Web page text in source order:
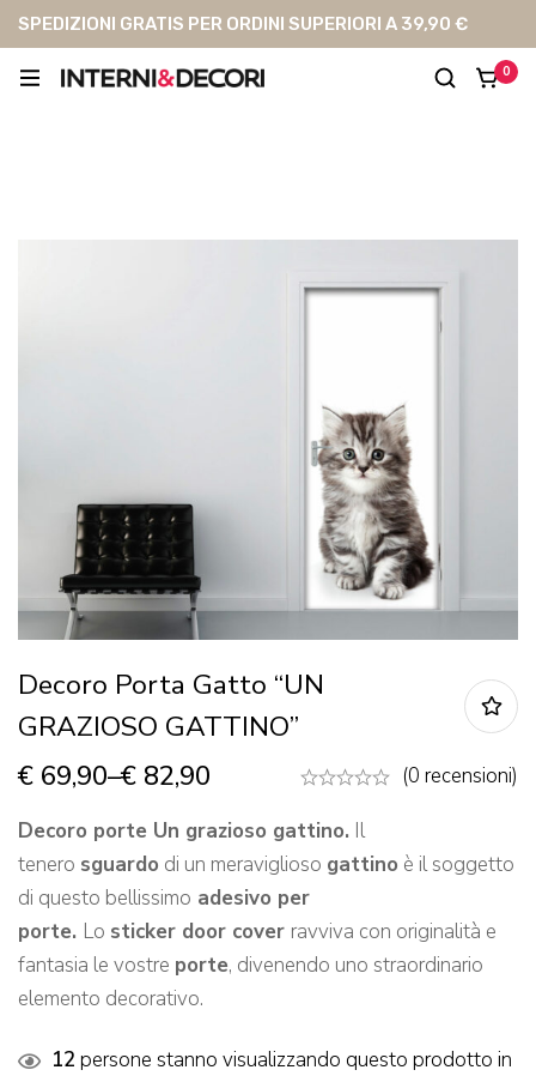
SPEDIZIONI GRATIS PER ORDINI SUPERIORI A 39,90 €
0
Decoro Porta Gatto “UN
GRAZIOSO GATTINO”
€ 69,90–€ 82,90
(0 recensioni)
Decoro porte Un grazioso gattino. Il
tenero sguardo di un meraviglioso gattino è il soggetto
di questo bellissimo adesivo per
porte. Lo sticker door cover ravviva con originalità e
fantasia le vostre porte, divenendo uno straordinario
elemento decorativo.
12 persone stanno visualizzando questo prodotto in